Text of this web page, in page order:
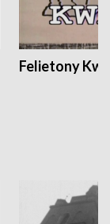
Felietony